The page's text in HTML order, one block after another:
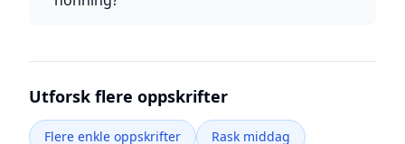
Utforsk flere oppskrifter
Flere enkle oppskrifter
Rask middag